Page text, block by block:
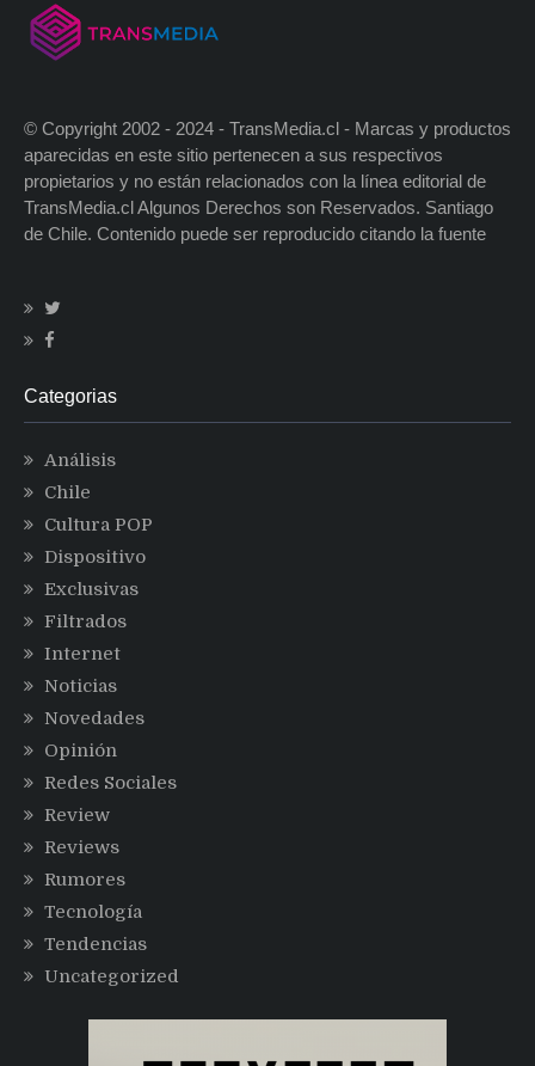
© Copyright 2002 - 2024 - TransMedia.cl - Marcas y productos
aparecidas en este sitio pertenecen a sus respectivos
propietarios y no están relacionados con la línea editorial de
TransMedia.cl Algunos Derechos son Reservados. Santiago
de Chile. Contenido puede ser reproducido citando la fuente
Categorias
Análisis
Chile
Cultura POP
Dispositivo
Exclusivas
Filtrados
Internet
Noticias
Novedades
Opinión
Redes Sociales
Review
Reviews
Rumores
Tecnología
Tendencias
Uncategorized